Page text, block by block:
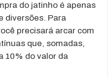
do jatinho é apenas
diversões. Para
precisará arcar com
que, somadas,
10% do valor da